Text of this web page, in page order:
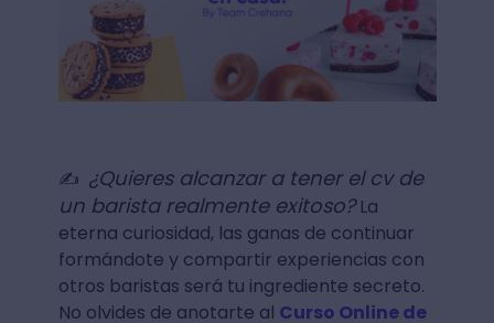
✍ ¿Quieres alcanzar a tener el cv de
un barista realmente exitoso?La
eterna curiosidad, las ganas de continuar
formándote y compartir experiencias con
otros baristas será tu ingrediente secreto.
No olvides de anotarte al Curso Online de